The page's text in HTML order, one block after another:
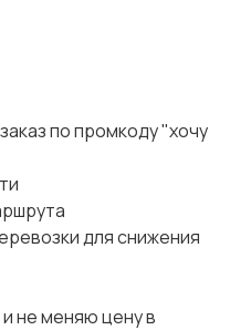
по промкоду "хочу
для снижения
не меняю цену в